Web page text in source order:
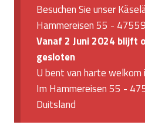
Besuchen Sie unser
Hammereisen 55 -
Vanaf 2 Juni 2024 blijft
gesloten
U bent van harte
Im Hammereisen 55 -
Duitsland